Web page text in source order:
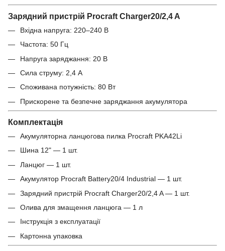
Зарядний пристрій Procraft Charger20/2,4 A
Вхідна напруга: 220–240 В
Частота: 50 Гц
Напруга заряджання: 20 В
Сила струму: 2,4 А
Споживана потужність: 80 Вт
Прискорене та безпечне заряджання акумулятора
Комплектація
Акумуляторна ланцюгова пилка Procraft PKA42Li
Шина 12" — 1 шт.
Ланцюг — 1 шт.
Акумулятор Procraft Battery20/4 Industrial — 1 шт.
Зарядний пристрій Procraft Charger20/2,4 A — 1 шт.
Олива для змащення ланцюга — 1 л
Інструкція з експлуатації
Картонна упаковка